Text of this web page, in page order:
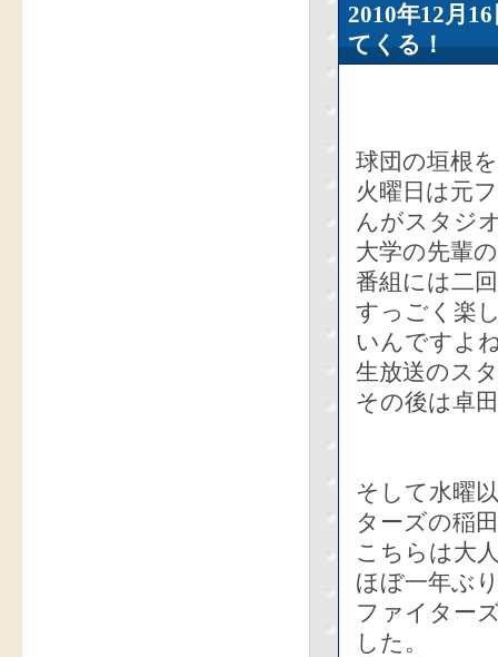
2010年12
てくる！
球団の垣根
火曜日は元
んがスタジ
大学の先輩
番組には二
すっごく楽
いんですよ
生放送のス
その後は卓
そして水曜
ターズの稲
こちらは大
ほぼ一年ぶ
ファイター
した。